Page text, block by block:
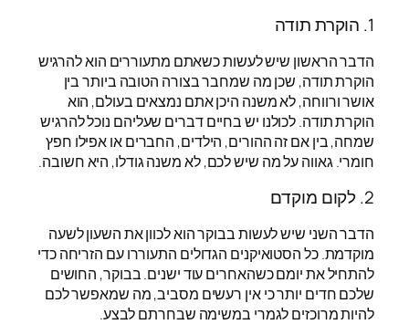
1. הוקרת תודה
הדבר הראשון שיש לעשות כשאתם מתעוררים הוא להרגיש
הוקרת תודה, שכן מה שמחבר בצורה הטובה ביותר בין
אושר ורווחה, לא משנה היכן אתם נמצאים בעולם, הוא
הוקרת תודה. לכולנו יש בחיים דברים שעליהם נוכל להרגיש
שמחה, בין אם זה ההורים, הילדים, החברים או אפילו חפץ
חומרי. גאווה על מה שיש לכם, לא משנה גודלו, היא חשובה.
2. לקום מוקדם
הדבר השני שיש לעשות בבוקר הוא לכוון את השעון לשעה
מוקדמת. כל הסטואיקנים הגדולים התעוררו עם הזריחה כדי
להתחיל את יומם כשהאחרים עוד ישנים. בבוקר, החושים
שלכם חדים יותר כי אין רעשים מסביב, מה שמאפשר לכם
להיות מרוכזים לגמרי במשימה שבחרתם לבצע.